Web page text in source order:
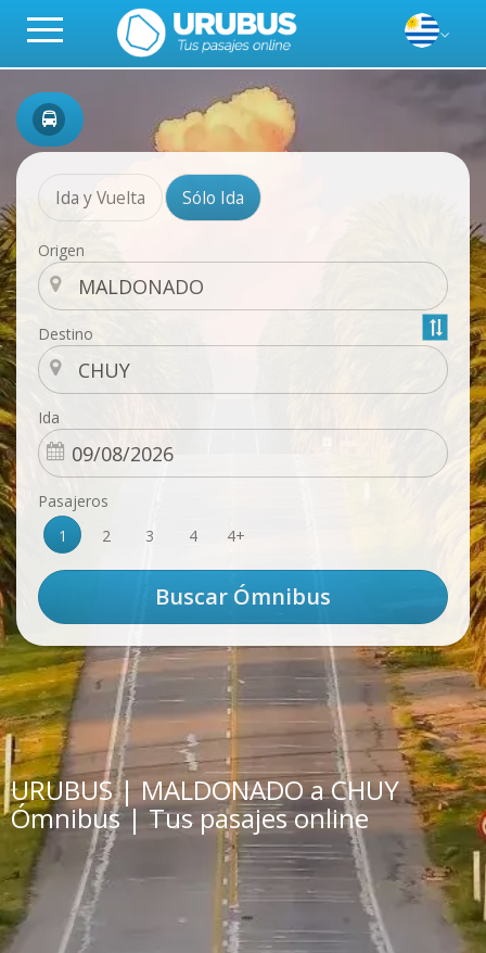
Ida y Vuelta Sólo Ida
Origen
Destino
Ida
Pasajeros
1
2 3 4 4+
URUBUS | MALDONADO a CHUY
Ómnibus | Tus pasajes online